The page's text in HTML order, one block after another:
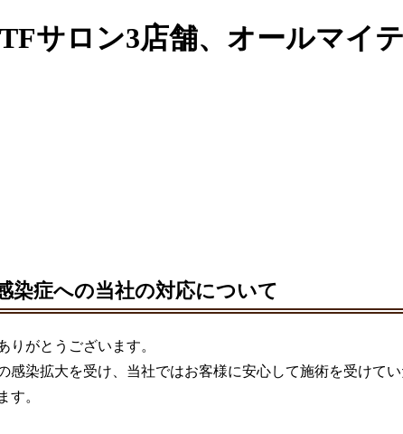
サロン3店舗、オールマイ
染症への当社の対応について
りがとうございます。
感染拡大を受け、当社ではお客様に安心して施術を受けてい
す。